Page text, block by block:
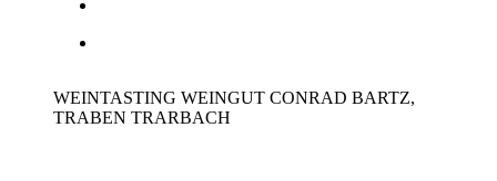
WEINTASTING WEINGUT CONRAD BARTZ,
TRABEN TRARBACH